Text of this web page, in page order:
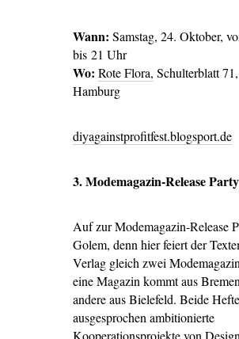
Wann: Samstag, 24. Oktober,
bis 21 Uhr
Wo: Rote Flora, Schulterblatt
Hamburg
diyagainstprofitfest.blogsport.de
3. Modemagazin-Release Party
Auf zur Modemagazin-Release
Golem, denn hier feiert der
Verlag gleich zwei
eine Magazin kommt aus
andere aus Bielefeld. Beide
ausgesprochen ambitionierte
Kooperationsprojekte von